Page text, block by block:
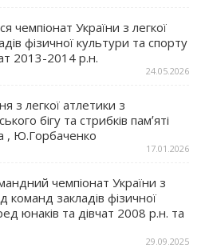
чемпіонат України з легкої
фізичної культури та спорту
2013-2014 р.н.
24.05.2026
з легкої атлетики з
бігу та стрибків памʼяті
, Ю.Горбаченко
17.01.2026
чемпіонат України з
команд закладів фізичної
юнаків та дівчат 2008 р.н. та
29.09.2025